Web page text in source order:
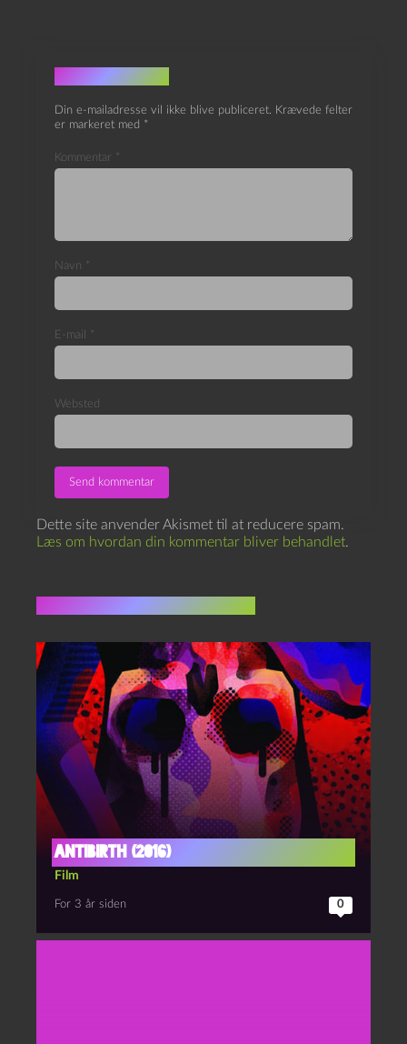
Skriv et svar
Din e-mailadresse vil ikke blive publiceret. Krævede felter
er markeret med *
Kommentar *
Navn *
E-mail *
Websted
Dette site anvender Akismet til at reducere spam.
Læs om hvordan din kommentar bliver behandlet.
Antibirth (2016)
Film
For 3 år siden 0